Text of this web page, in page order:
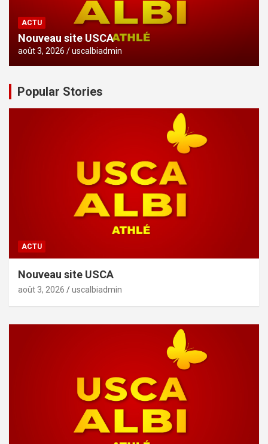
ACTU
Nouveau site USCA
août 3, 2026 uscalbiadmin
Popular Stories
ACTU
Nouveau site USCA
août 3, 2026 uscalbiadmin